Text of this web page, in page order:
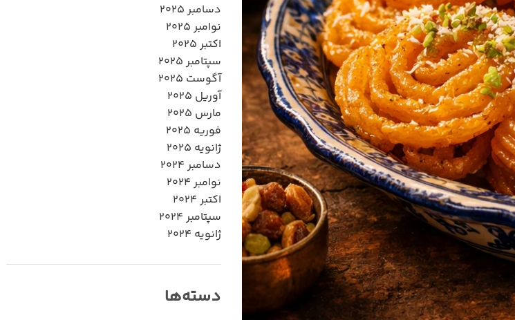
دسامبر 2025
نوامبر 2025
اکتبر 2025
سپتامبر 2025
آگوست 2025
آوریل 2025
مارس 2025
فوریه 2025
ژانویه 2025
دسامبر 2024
نوامبر 2024
اکتبر 2024
سپتامبر 2024
ژانویه 2024
دسته‌ها